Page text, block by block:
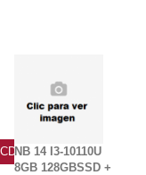
NB 14 I3-10110U
8GB 128GBSSD +